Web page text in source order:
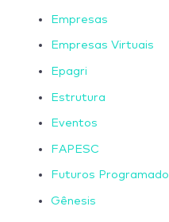
Empresas
Empresas Virtuais
Epagri
Estrutura
Eventos
FAPESC
Futuros
Gênesis